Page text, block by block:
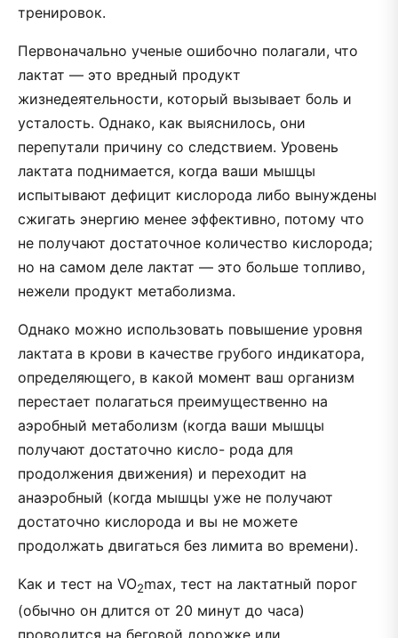
тренировок.
Первоначально ученые ошибочно полагали, что
лактат — это вредный продукт
жизнедеятельности, который вызывает боль и
усталость. Однако, как выяснилось, они
перепутали причину со следствием. Уровень
лактата поднимается, когда ваши мышцы
испытывают дефицит кислорода либо вынуждены
сжигать энергию менее эффективно, потому что
не получают достаточное количество кислорода;
но на самом деле лактат — это больше топливо,
нежели продукт метаболизма.
Однако можно использовать повышение уровня
лактата в крови в качестве грубого индикатора,
определяющего, в какой момент ваш организм
перестает полагаться преимущественно на
аэробный метаболизм (когда ваши мышцы
получают достаточно кисло- рода для
продолжения движения) и переходит на
анаэробный (когда мышцы уже не получают
достаточно кислорода и вы не можете
продолжать двигаться без лимита во времени).
Как и тест на VO2max, тест на лактатный порог
(обычно он длится от 20 минут до часа)
проводится на беговой дорожке или